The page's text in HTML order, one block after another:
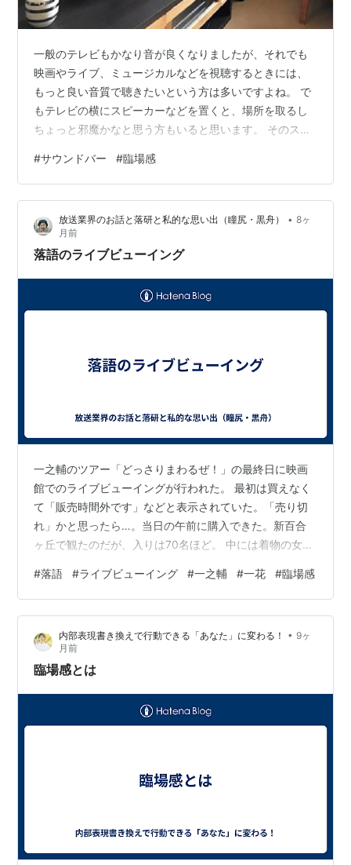
一般のテレビもかなり音が良くなりましたが、それでも
映画やライブ、ミュージカルなどを視聴するときには、
もっと良い音質で聴きたいという方は多いですよね。 で
もテレビの横にスピーカーなどを置くと、場所を取るし
ちょっと邪魔かなと思う方もいると思います。 そのスピ
感を楽しむことができるのが「サウンドバー」です。 サ
ウンドバーはテレビの前などに置く、タカさ10㎝×長さは
テレビとほぼ同じ、棒状のスピーカーなので余分なスペ
ースを必要としません。 今回は、サウンドバーの選び
方、おすすめの商品をピックアップしてご紹介します。
サウンドバーの選び方は？ （選び方の3…
#サウンドバー #臨場感
放送業界のお話と落研と私的な思い出（瞳尻・黒舟） • 8ヶ
月前
落語のライブビューイング
一之輔のツアー「どっさりまわるぜ！」の最終日に映画
館でのライブビューイングが行われた。 最初は買えなく
て「販売時間外です」などと表示されていた。「売り切
れ」かと思ったら…。当日の午前に購入できた。新百合
ヶ丘で観たのだが、入りは70名ほど。 中には着物の女性
し、開始前の前説が始まっても30人程しか来ていない。
一之輔に伝わった情報が間違っていたのでは？と思った
が、終わってみたら70人は入っていた。遅れてきた人が
40人も居たようだ。 まず、春風亭一花さんが一席。画面
が大きいので等身大の10倍ほど。大仏を見るような大き
さだ。映像が綺麗なので「表情」や「…
#落語 #ライブビューイング #一之輔 #一花 #臨場感
内部表現書き換えで行動できる「あなた」に変わる！ • 9ヶ
月前
臨場感とは